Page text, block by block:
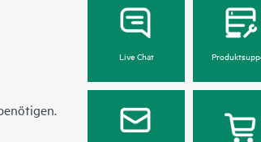
Live Chat